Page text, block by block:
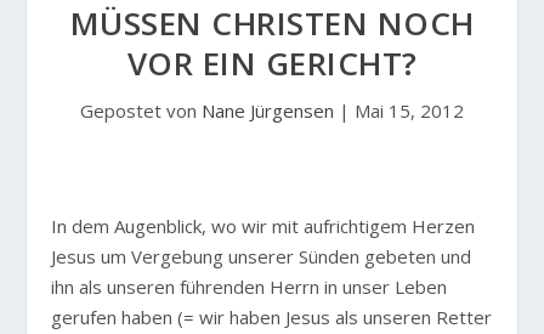
MÜSSEN CHRISTEN NOCH
VOR EIN GERICHT?
Gepostet von Nane Jürgensen | Mai 15, 2012
In dem Augenblick, wo wir mit aufrichtigem Herzen
Jesus um Vergebung unserer Sünden gebeten und
ihn als unseren führenden Herrn in unser Leben
gerufen haben (= wir haben Jesus als unseren Retter